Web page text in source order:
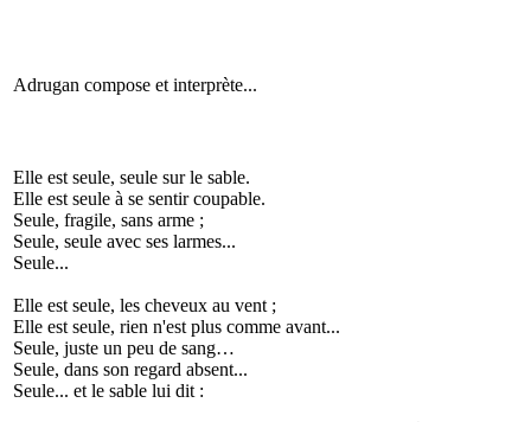
Adrugan compose et interprète...
Elle est seule, seule sur le sable.
Elle est seule à se sentir coupable.
Seule, fragile, sans arme ;
Seule, seule avec ses larmes...
Seule...
Elle est seule, les cheveux au vent ;
Elle est seule, rien n'est plus comme avant...
Seule, juste un peu de sang…
Seule, dans son regard absent...
Seule... et le sable lui dit :